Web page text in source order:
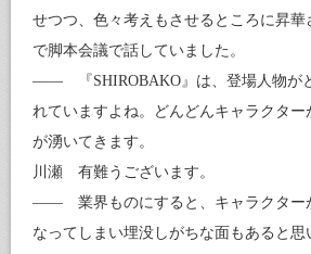
せつつ、色々考えもさせるところに昇華
で脚本会議で話していました。
—— 『SHIROBAKO』は、登場人物が
れていますよね。どんどんキャラクタ
が湧いてきます。
川瀬 有難うございます。
—— 業界ものにすると、キャラクター
なってしまい埋没しがちな面もあると思